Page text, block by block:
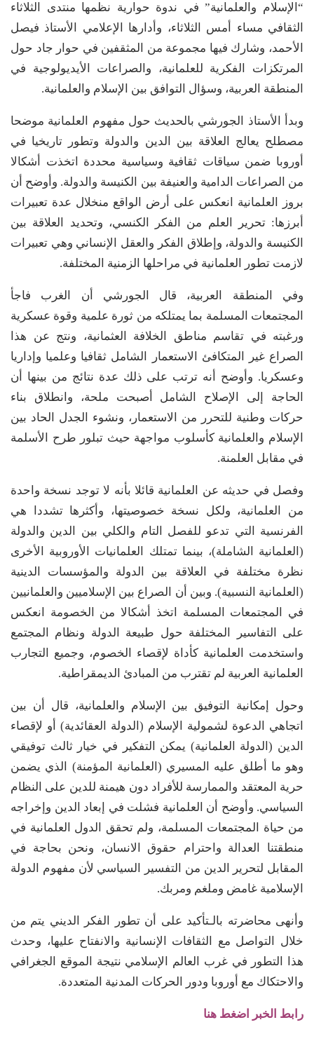
“الإسلام والعلمانية” في ندوة حوارية نظمها منتدى الثلاثاء
الثقافي مساء أمس الثلاثاء، وأدارها الإعلامي الأستاذ فيصل
الأحمد، وشارك فيها مجموعة من المثقفين في حوار جاد حول
المرتكزات الفكرية للعلمانية، والصراعات الأيديولوجية في
المنطقة العربية، وسؤال التوافق بين الإسلام والعلمانية.
وبدأ الأستاذ الجورشي بالحديث حول مفهوم العلمانية موضحا
مصطلح يعالج العلاقة بين الدين والدولة وتطور تاريخيا في
أوروبا ضمن سياقات ثقافية وسياسية محددة اتخذت أشكالا
من الصراعات الدامية والعنيفة بين الكنيسة والدولة. وأوضح أن
بروز العلمانية انعكس على أرض الواقع منخلال عدة تعبيرات
أبرزها: تحرير العلم من الفكر الكنسي، وتحديد العلاقة بين
الكنيسة والدولة، وإطلاق الفكر والعقل الإنساني وهي تعبيرات
لازمت تطور العلمانية في مراحلها الزمنية المختلفة.
وفي المنطقة العربية، قال الجورشي أن الغرب فاجأ
المجتمعات المسلمة بما يمتلكه من ثورة علمية وقوة عسكرية
ورغبته في تقاسم مناطق الخلافة العثمانية، ونتج عن هذا
الصراع غير المتكافئ الاستعمار الشامل ثقافيا وعلميا وإداريا
وعسكريا. وأوضح أنه ترتب على ذلك عدة نتائج من بينها أن
الحاجة إلى الإصلاح الشامل أصبحت ملحة، وانطلاق بناء
حركات وطنية للتحرر من الاستعمار، ونشوء الجدل الحاد بين
الإسلام والعلمانية كأسلوب مواجهة حيث تبلور طرح الأسلمة
في مقابل العلمنة.
وفصل في حديثه عن العلمانية قائلا بأنه لا توجد نسخة واحدة
من العلمانية، ولكل نسخة خصوصيتها، وأكثرها تشددا هي
الفرنسية التي تدعو للفصل التام والكلي بين الدين والدولة
(العلمانية الشاملة)، بينما تمتلك العلمانيات الأوروبية الأخرى
نظرة مختلفة في العلاقة بين الدولة والمؤسسات الدينية
(العلمانية النسبية). وبين أن الصراع بين الإسلاميين والعلمانيين
في المجتمعات المسلمة اتخذ أشكالا من الخصومة انعكس
على التفاسير المختلفة حول طبيعة الدولة ونظام المجتمع
واستخدمت العلمانية كأداة لإقصاء الخصوم، وجميع التجارب
العلمانية العربية لم تقترب من المبادئ الديمقراطية.
وحول إمكانية التوفيق بين الإسلام والعلمانية، قال أن بين
اتجاهي الدعوة لشمولية الإسلام (الدولة العقائدية) أو لإقصاء
الدين (الدولة العلمانية) يمكن التفكير في خيار ثالث توفيقي
وهو ما أطلق عليه المسيري (العلمانية المؤمنة) الذي يضمن
حرية المعتقد والممارسة للأفراد دون هيمنة للدين على النظام
السياسي. وأوضح أن العلمانية فشلت في إبعاد الدين وإخراجه
من حياة المجتمعات المسلمة، ولم تحقق الدول العلمانية في
منطقتنا العدالة واحترام حقوق الانسان، ونحن بحاجة في
المقابل لتحرير الدين من التفسير السياسي لأن مفهوم الدولة
الإسلامية غامض وملغم ومربك.
وأنهى محاضرته بالـتأكيد على أن تطور الفكر الديني يتم من
خلال التواصل مع الثقافات الإنسانية والانفتاح عليها، وحدث
هذا التطور في غرب العالم الإسلامي نتيجة الموقع الجغرافي
والاحتكاك مع أوروبا ودور الحركات المدنية المتعددة.
رابط الخبر اضغط هنا